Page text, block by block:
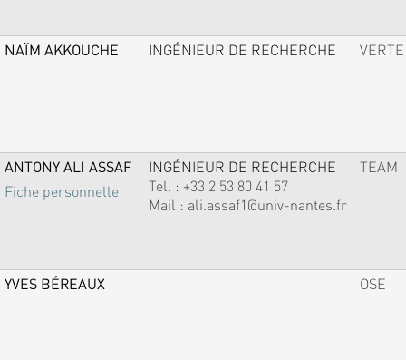
NAÏM AKKOUCHE INGÉNIEUR DE RECHERCHE VERTE
ANTONY ALI ASSAF
Fiche personnelle
INGÉNIEUR DE RECHERCHE
Tel. : +33 2 53 80 41 57
Mail : ali.assaf1@univ-nantes.fr
TEAM
YVES BÉREAUX OSE